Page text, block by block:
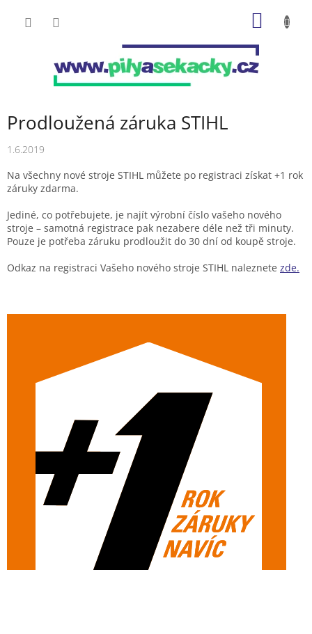
Prodloužená záruka STIHL
1.6.2019
Na všechny nové stroje STIHL můžete po registraci získat +1 rok
záruky zdarma.
Jediné, co potřebujete, je najít výrobní číslo vašeho nového
stroje – samotná registrace pak nezabere déle než tři minuty.
Pouze je potřeba záruku prodloužit do 30 dní od koupě stroje.
Odkaz na registraci Vašeho nového stroje STIHL naleznete zde.